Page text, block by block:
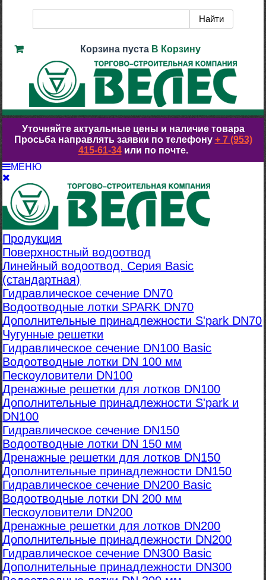
Корзина пуста В Корзину
Уточняйте актуальные цены и наличие товара
Просьба направлять заявки по телефону + 7 (953)
415-61-34или по почте.
МЕНЮ
Продукция
Поверхностный водоотвод
Линейный водоотвод. Серия Basic
(стандартная)
Гидравлическое сечение DN70
Водоотводные лотки SPARK DN70
Дополнительные принадлежности S'park DN70
Чугунные решетки
Гидравлическое сечение DN100 Basic
Водоотводные лотки DN 100 мм
Пескоуловители DN100
Дренажные решетки для лотков DN100
Дополнительные принадлежности S'park и
DN100
Гидравлическое сечение DN150
Водоотводные лотки DN 150 мм
Дренажные решетки для лотков DN150
Дополнительные принадлежности DN150
Гидравлическое сечение DN200 Basic
Водоотводные лотки DN 200 мм
Пескоуловители DN200
Дренажные решетки для лотков DN200
Дополнительные принадлежности DN200
Гидравлическое сечение DN300 Basic
Дополнительные принадлежности DN300